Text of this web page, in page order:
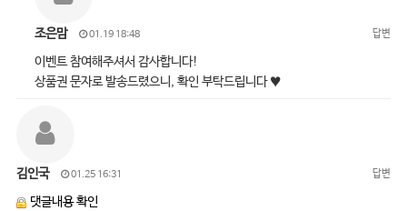
조은맘 01.19 18:48 답변
이벤트 참여해주셔서 감사합니다!
상품권 문자로 발송드렸으니, 확인 부탁드립니다 ♥
김인국 01.25 16:31 답변
댓글내용 확인